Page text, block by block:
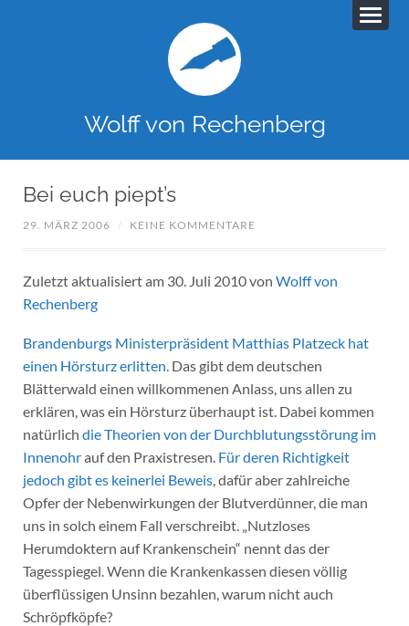
Wolff von Rechenberg
Bei euch piept’s
29. MÄRZ 2006 / KEINE KOMMENTARE
Zuletzt aktualisiert am 30. Juli 2010 von Wolff von
Rechenberg
Brandenburgs Ministerpräsident Matthias Platzeck hat
einen Hörsturz erlitten.Das gibt dem deutschen
Blätterwald einen willkommenen Anlass, uns allen zu
erklären, was ein Hörsturz überhaupt ist. Dabei kommen
natürlich die Theorien von der Durchblutungsstörung im
Innenohrauf den Praxistresen. Für deren Richtigkeit
jedoch gibt es keinerlei Beweis, dafür aber zahlreiche
Opfer der Nebenwirkungen der Blutverdünner, die man
uns in solch einem Fall verschreibt. „Nutzloses
Herumdoktern auf Krankenschein“ nennt das der
Tagesspiegel. Wenn die Krankenkassen diesen völlig
überflüssigen Unsinn bezahlen, warum nicht auch
Schröpfköpfe?